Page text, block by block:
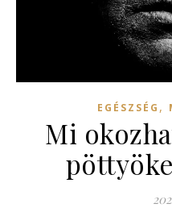
EGÉSZSÉG ,
Mi